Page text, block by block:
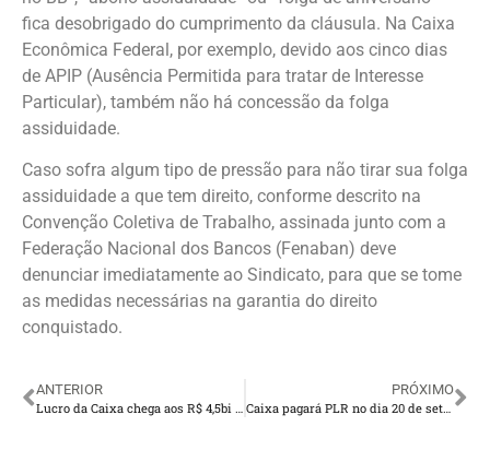
fica desobrigado do cumprimento da cláusula. Na Caixa
Econômica Federal, por exemplo, devido aos cinco dias
de APIP (Ausência Permitida para tratar de Interesse
Particular), também não há concessão da folga
assiduidade.
Caso sofra algum tipo de pressão para não tirar sua folga
assiduidade a que tem direito, conforme descrito na
Convenção Coletiva de Trabalho, assinada junto com a
Federação Nacional dos Bancos (Fenaban) deve
denunciar imediatamente ao Sindicato, para que se tome
as medidas necessárias na garantia do direito
conquistado.
ANTERIOR
PRÓXIMO